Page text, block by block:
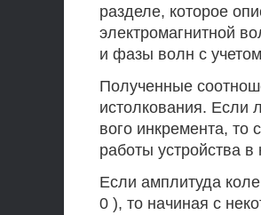
разделе, которое
электромагнитной
и фазы волн с
Полученные
истолкования. Если
вого инкремента, то
работы устройства
Если амплитуда
0 ), то начиная с